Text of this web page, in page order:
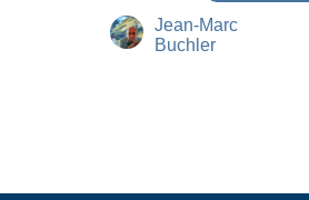
Jean-Marc
Buchler